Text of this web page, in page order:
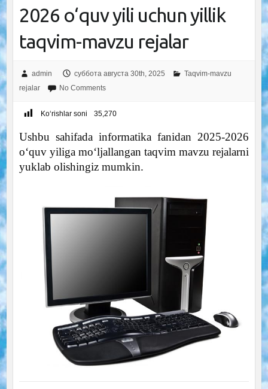
2026 o‘quv yili uchun yillik
taqvim-mavzu rejalar
admin суббота августа 30th, 2025
Taqvim-mavzu
rejalar
No Comments
Ko‘rishlar soni 35,270
Ushbu sahifada informatika fanidan 2025-2026
o‘quv yiliga mo‘ljallangan taqvim mavzu rejalarni
yuklab olishingiz mumkin.